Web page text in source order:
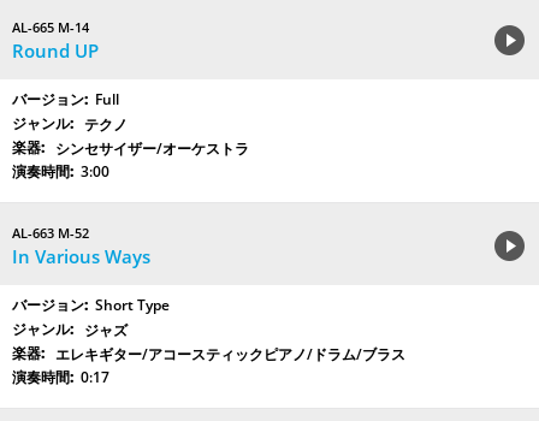
AL-665 M-14
Round UP
Full
テクノ
シンセサイザー/オーケストラ
3:00
AL-663 M-52
In Various Ways
Short Type
ジャズ
エレキギター/アコースティックピアノ/ドラム/ブラス
0:17